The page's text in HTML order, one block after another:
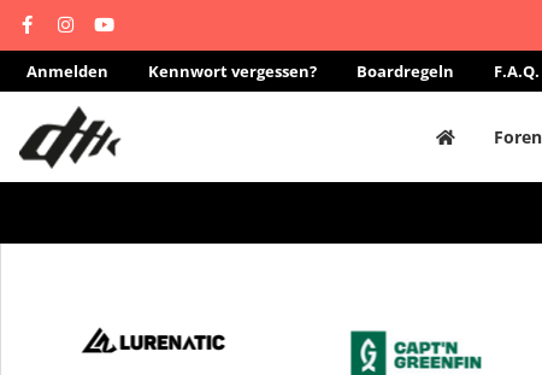
Anmelden Kennwort vergessen? Boardregeln F.A.Q.
Foren